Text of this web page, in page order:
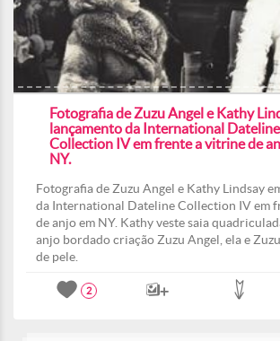
Fotografia de Zuzu Angel e Kathy
lançamento da International Dateline
Collection IV em frente a vitrine de
NY.
Fotografia de Zuzu Angel e Kathy Lindsay
da International Dateline Collection IV em
de anjo em NY. Kathy veste saia
anjo bordado criação Zuzu Angel, ela e
de pele.
2